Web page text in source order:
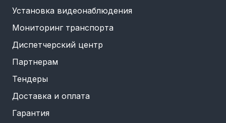
Установка видеонаблюдения
Мониторинг транспорта
Диспетчерский центр
Партнерам
Тендеры
Доставка и оплата
Гарантия